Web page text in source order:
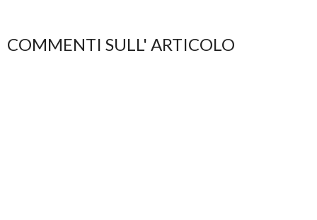
COMMENTI SULL' ARTICOLO